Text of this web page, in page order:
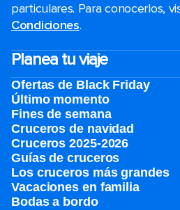
particulares. Para conocerlos,
Condiciones.
Planea tu viaje
Ofertas de Black Friday
Último momento
Fines de semana
Cruceros de navidad
Cruceros 2025-2026
Guías de cruceros
Los cruceros más grandes
Vacaciones en familia
Bodas a bordo